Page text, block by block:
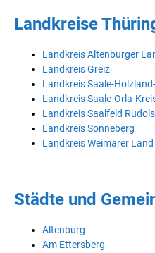
Landkreise
Landkreis Altenburger
Landkreis Greiz
Landkreis Saale-
Landkreis Saale-Orla-
Landkreis Saalfeld
Landkreis Sonneberg
Landkreis Weimarer Land
Städte und
Altenburg
Am Ettersberg